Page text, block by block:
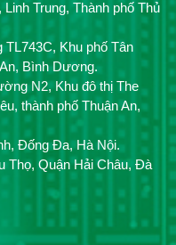
Trung, Thành phố Thủ
Khu phố Tân
Bình Dương.
N2, Khu đô thị The
thành phố Thuận An,
Đống Đa, Hà Nội.
Thọ, Quận Hải Châu, Đà